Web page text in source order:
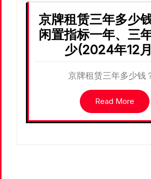
京牌租赁三年多少
闲置指标一年、三
少(2024年12月
京牌租赁三年多少钱
Read More